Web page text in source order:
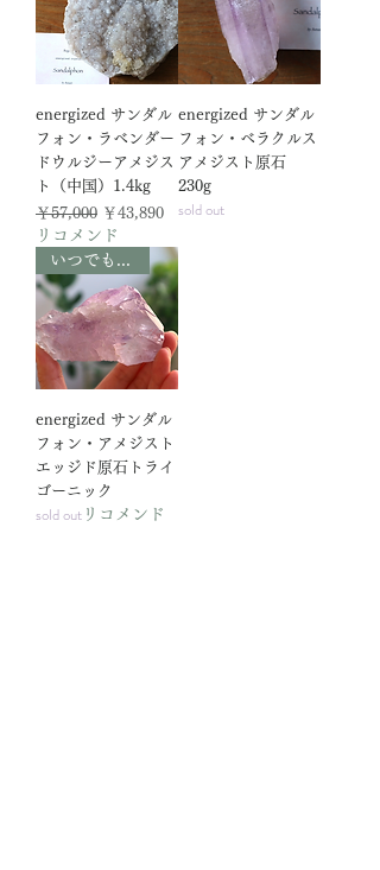
energized サンダル
フォン・ラベンダー
ドウルジーアメジス
ト（中国）1.4kg
通常価格
￥57,000 セール価格
￥43,890
リコメンド
energized サンダル
フォン・ベラクルス
アメジスト原石
230g
sold out
いつでも23%OFF!
energized サンダル
フォン・アメジスト
エッジド原石トライ
ゴーニック
sold out リコメンド